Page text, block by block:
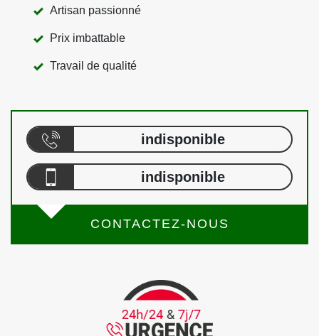
Artisan passionné
Prix imbattable
Travail de qualité
indisponible
indisponible
CONTACTEZ-NOUS